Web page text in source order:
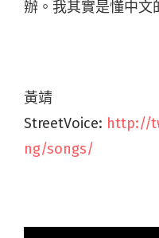
辦。我其實是懂中文
黃靖
StreetVoice: http://
ng/songs/